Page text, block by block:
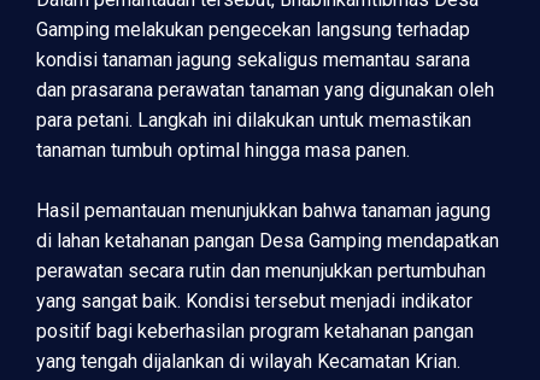
Gamping melakukan pengecekan langsung terhadap
kondisi tanaman jagung sekaligus memantau sarana
dan prasarana perawatan tanaman yang digunakan oleh
para petani. Langkah ini dilakukan untuk memastikan
tanaman tumbuh optimal hingga masa panen.
Hasil pemantauan menunjukkan bahwa tanaman jagung
di lahan ketahanan pangan Desa Gamping mendapatkan
perawatan secara rutin dan menunjukkan pertumbuhan
yang sangat baik. Kondisi tersebut menjadi indikator
positif bagi keberhasilan program ketahanan pangan
yang tengah dijalankan di wilayah Kecamatan Krian.